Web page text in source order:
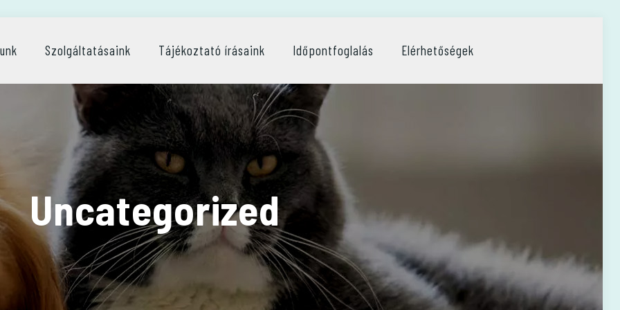
Szolgáltatásaink Tájékoztató írásaink Időpontfoglalás Elérhetőségek
Uncategorized